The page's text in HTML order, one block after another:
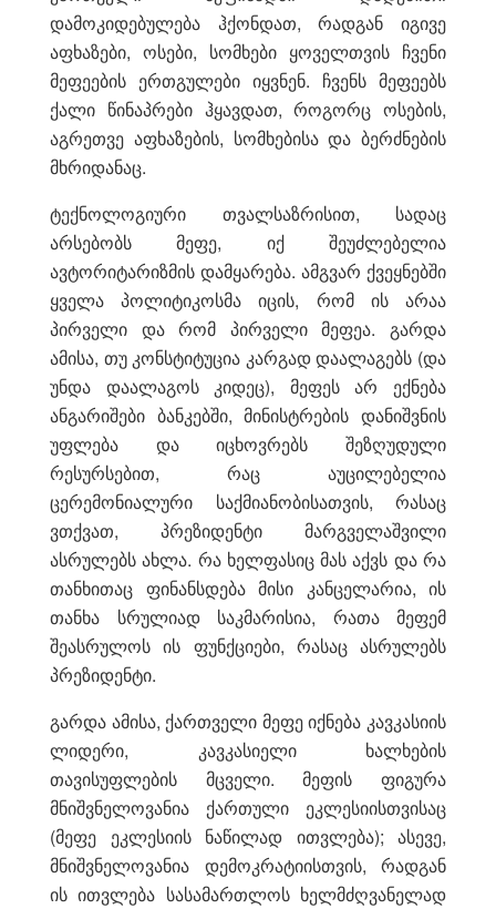
დამოკიდებულება ჰქონდათ, რადგან იგივე
აფხაზები, ოსები, სომხები ყოველთვის ჩვენი
მეფეების ერთგულები იყვნენ. ჩვენს მეფეებს
ქალი წინაპრები ჰყავდათ, როგორც ოსების,
აგრეთვე აფხაზების, სომხებისა და ბერძნების
მხრიდანაც.
ტექნოლოგიური თვალსაზრისით, სადაც
არსებობს მეფე, იქ შეუძლებელია
ავტორიტარიზმის დამყარება. ამგვარ ქვეყნებში
ყველა პოლიტიკოსმა იცის, რომ ის არაა
პირველი და რომ პირველი მეფეა. გარდა
ამისა, თუ კონსტიტუცია კარგად დაალაგებს (და
უნდა დაალაგოს კიდეც), მეფეს არ ექნება
ანგარიშები ბანკებში, მინისტრების დანიშვნის
უფლება და იცხოვრებს შეზღუდული
რესურსებით, რაც აუცილებელია
ცერემონიალური საქმიანობისათვის, რასაც
ვთქვათ, პრეზიდენტი მარგველაშვილი
ასრულებს ახლა. რა ხელფასიც მას აქვს და რა
თანხითაც ფინანსდება მისი კანცელარია, ის
თანხა სრულიად საკმარისია, რათა მეფემ
შეასრულოს ის ფუნქციები, რასაც ასრულებს
პრეზიდენტი.
გარდა ამისა, ქართველი მეფე იქნება კავკასიის
ლიდერი, კავკასიელი ხალხების
თავისუფლების მცველი. მეფის ფიგურა
მნიშვნელოვანია ქართული ეკლესიისთვისაც
(მეფე ეკლესიის ნაწილად ითვლება); ასევე,
მნიშვნელოვანია დემოკრატიისთვის, რადგან
ის ითვლება სასამართლოს ხელმძღვანელად